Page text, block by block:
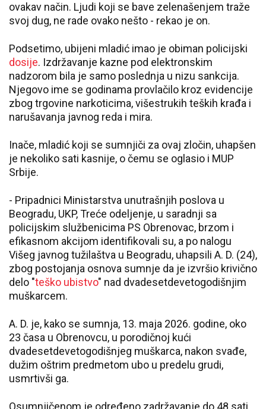
ovakav način. Ljudi koji se bave zelenašenjem traže
svoj dug, ne rade ovako nešto - rekao je on.
Podsetimo, ubijeni mladić imao je obiman policijski
dosije. Izdržavanje kazne pod elektronskim
nadzorom bila je samo poslednja u nizu sankcija.
Njegovo ime se godinama provlačilo kroz evidencije
zbog trgovine narkoticima, višestrukih teških krađa i
narušavanja javnog reda i mira.
Inače, mladić koji se sumnjiči za ovaj zločin, uhapšen
je nekoliko sati kasnije, o čemu se oglasio i MUP
Srbije.
- Pripadnici Ministarstva unutrašnjih poslova u
Beogradu, UKP, Treće odeljenje, u saradnji sa
policijskim službenicima PS Obrenovac, brzom i
efikasnom akcijom identifikovali su, a po nalogu
Višeg javnog tužilaštva u Beogradu, uhapsili A. D. (24),
zbog postojanja osnova sumnje da je izvršio krivično
delo "teško ubistvo" nad dvadesetdevetogodišnjim
muškarcem.
A. D. je, kako se sumnja, 13. maja 2026. godine, oko
23 časa u Obrenovcu, u porodičnoj kući
dvadesetdevetogodišnjeg muškarca, nakon svađe,
dužim oštrim predmetom ubo u predelu grudi,
usmrtivši ga.
Osumnjičenom je određeno zadržavanje do 48 sati